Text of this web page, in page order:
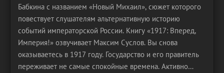
Бабкина с названием «Новый Михаил», сюжет которого
повествует слушателям альтернативную историю
событий императорской России. Книгу «1917: Вперед,
Империя!» озвучивает Максим Суслов. Вы снова
оказываетесь в 1917 году. Государство и его правитель
переживает не самые спокойные времена. Активно